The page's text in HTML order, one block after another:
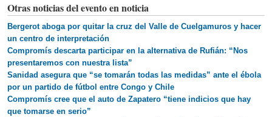
Otras noticias del evento en noticia
Bergerot aboga por quitar la cruz del Valle de Cuelgamuros y hacer
un centro de interpretación
Compromís descarta participar en la alternativa de Rufián: “Nos
presentaremos con nuestra lista”
Sanidad asegura que “se tomarán todas las medidas” ante el ébola
por un partido de fútbol entre Congo y Chile
Compromís cree que el auto de Zapatero “tiene indicios que hay
que tomarse en serio”